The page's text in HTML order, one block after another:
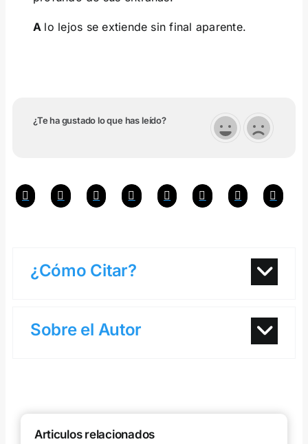
A lo lejos se extiende sin final aparente.
¿Te ha gustado lo que has leído?
¿Cómo Citar?
Sobre el Autor
Articulos relacionados